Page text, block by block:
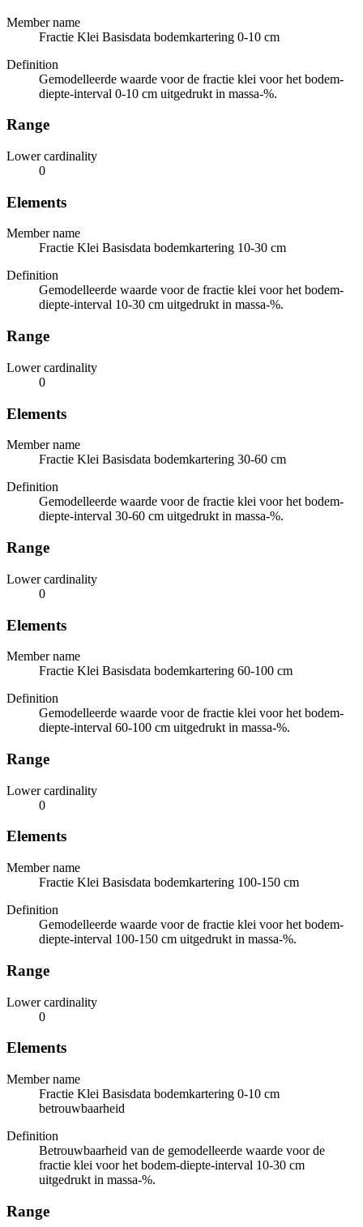
Member name
Fractie Klei Basisdata bodemkartering 0-10 cm
Definition
Gemodelleerde waarde voor de fractie klei voor het bodem-
diepte-interval 0-10 cm uitgedrukt in massa-%.
Range
Lower cardinality
0
Elements
Member name
Fractie Klei Basisdata bodemkartering 10-30 cm
Definition
Gemodelleerde waarde voor de fractie klei voor het bodem-
diepte-interval 10-30 cm uitgedrukt in massa-%.
Range
Lower cardinality
0
Elements
Member name
Fractie Klei Basisdata bodemkartering 30-60 cm
Definition
Gemodelleerde waarde voor de fractie klei voor het bodem-
diepte-interval 30-60 cm uitgedrukt in massa-%.
Range
Lower cardinality
0
Elements
Member name
Fractie Klei Basisdata bodemkartering 60-100 cm
Definition
Gemodelleerde waarde voor de fractie klei voor het bodem-
diepte-interval 60-100 cm uitgedrukt in massa-%.
Range
Lower cardinality
0
Elements
Member name
Fractie Klei Basisdata bodemkartering 100-150 cm
Definition
Gemodelleerde waarde voor de fractie klei voor het bodem-
diepte-interval 100-150 cm uitgedrukt in massa-%.
Range
Lower cardinality
0
Elements
Member name
Fractie Klei Basisdata bodemkartering 0-10 cm
betrouwbaarheid
Definition
Betrouwbaarheid van de gemodelleerde waarde voor de
fractie klei voor het bodem-diepte-interval 10-30 cm
uitgedrukt in massa-%.
Range